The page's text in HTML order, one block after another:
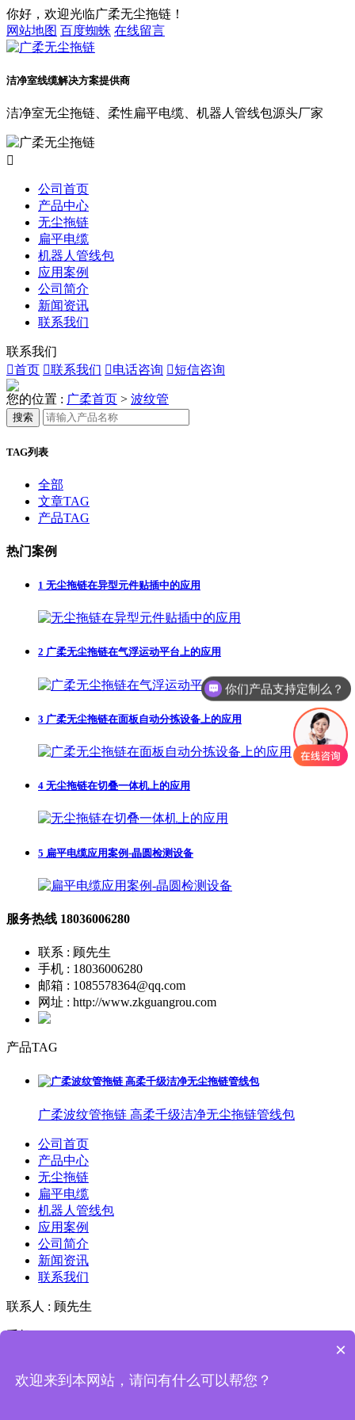
你好，欢迎光临广柔无尘拖链！
网站地图 百度蜘蛛 在线留言
洁净室线缆解决方案提供商
洁净室无尘拖链、柔性扁平电缆、机器人管线包源头厂家

公司首页
产品中心
无尘拖链
扁平电缆
机器人管线包
应用案例
公司简介
新闻资讯
联系我们
联系我们
首页 联系我们 电话咨询 短信咨询
您的位置 : 广柔首页 > 波纹管
搜索
TAG列表
全部
文章TAG
产品TAG
热门案例
1 无尘拖链在异型元件贴插中的应用
2 广柔无尘拖链在气浮运动平台上的应用
3 广柔无尘拖链在面板自动分拣设备上的应用
4 无尘拖链在切叠一体机上的应用
5 扁平电缆应用案例-晶圆检测设备
服务热线 18036006280
联系 : 顾先生
手机 : 18036006280
邮箱 : 1085578364@qq.com
网址 : http://www.zkguangrou.com
产品TAG
广柔波纹管拖链 高柔千级洁净无尘拖链管线包
公司首页
产品中心
无尘拖链
扁平电缆
机器人管线包
应用案例
公司简介
新闻资讯
联系我们
联系人 : 顾先生
2022098234号-2
你们产品支持定制么？
×
欢迎来到本网站，请问有什么可以帮您？